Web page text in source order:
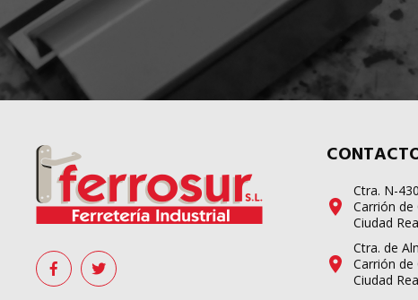
Ctra. N-
Carrión de
Ciudad
Ctra. de
Carrión de
Ciudad